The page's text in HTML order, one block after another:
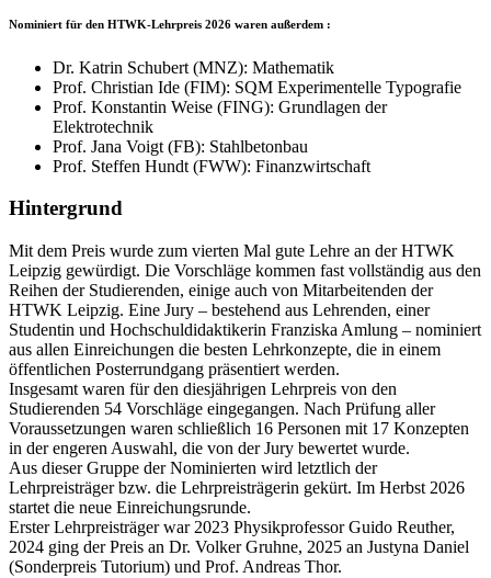
Nominiert für den HTWK-Lehrpreis 2026 waren außerdem :
Dr. Katrin Schubert (MNZ): Mathematik
Prof. Christian Ide (FIM): SQM Experimentelle Typografie
Prof. Konstantin Weise (FING): Grundlagen der
Elektrotechnik
Prof. Jana Voigt (FB): Stahlbetonbau
Prof. Steffen Hundt (FWW): Finanzwirtschaft
Hintergrund
Mit dem Preis wurde zum vierten Mal gute Lehre an der HTWK
Leipzig gewürdigt. Die Vorschläge kommen fast vollständig aus den
Reihen der Studierenden, einige auch von Mitarbeitenden der
HTWK Leipzig. Eine Jury – bestehend aus Lehrenden, einer
Studentin und Hochschuldidaktikerin Franziska Amlung – nominiert
aus allen Einreichungen die besten Lehrkonzepte, die in einem
öffentlichen Posterrundgang präsentiert werden.
Insgesamt waren für den diesjährigen Lehrpreis von den
Studierenden 54 Vorschläge eingegangen. Nach Prüfung aller
Voraussetzungen waren schließlich 16 Personen mit 17 Konzepten
in der engeren Auswahl, die von der Jury bewertet wurde.
Aus dieser Gruppe der Nominierten wird letztlich der
Lehrpreisträger bzw. die Lehrpreisträgerin gekürt. Im Herbst 2026
startet die neue Einreichungsrunde.
Erster Lehrpreisträger war 2023 Physikprofessor Guido Reuther,
2024 ging der Preis an Dr. Volker Gruhne, 2025 an Justyna Daniel
(Sonderpreis Tutorium) und Prof. Andreas Thor.